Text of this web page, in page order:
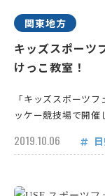
関東地方
キッズスポーツ
けっこ教室！
「キッズスポーツ
ッケー競技場で開催
2019.10.06